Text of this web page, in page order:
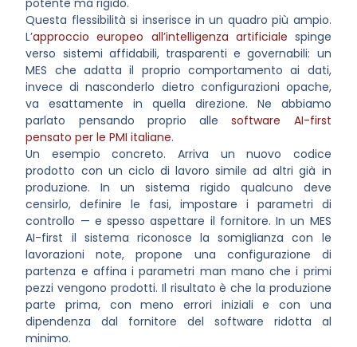
potente ma rigido.
Questa flessibilità si inserisce in un quadro più ampio.
L’approccio europeo all’intelligenza artificiale spinge
verso sistemi affidabili, trasparenti e governabili: un
MES che adatta il proprio comportamento ai dati,
invece di nasconderlo dietro configurazioni opache,
va esattamente in quella direzione. Ne abbiamo
parlato pensando proprio allesoftware AI-first
pensato per le PMI italiane.
Un esempio concreto. Arriva un nuovo codice
prodotto con un ciclo di lavoro simile ad altri già in
produzione. In un sistema rigido qualcuno deve
censirlo, definire le fasi, impostare i parametri di
controllo — e spesso aspettare il fornitore. In un MES
AI-first il sistema riconosce la somiglianza con le
lavorazioni note, propone una configurazione di
partenza e affina i parametri man mano che i primi
pezzi vengono prodotti. Il risultato è che la produzione
parte prima, con meno errori iniziali e con una
dipendenza dal fornitore del software ridotta al
minimo.